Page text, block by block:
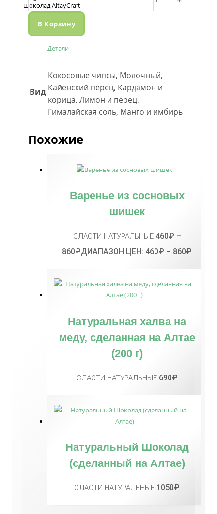
шоколад AltayCraft
В Корзину
Детали
Вид
Кокосовые чипсы, Молочный,
Кайенский перец, Кардамон и
корица, Лимон и перец,
Гималайская соль, Манго и имбирь
Похожие
Варенье из сосновых
шишек
СЛАСТИ НАТУРАЛЬНЫЕ 460₽ –
860₽ДИАПАЗОН ЦЕН: 460₽ – 860₽
Натуральная халва на
меду, сделанная на Алтае
(200 г)
СЛАСТИ НАТУРАЛЬНЫЕ 690₽
Натуральный Шоколад
(сделанный на Алтае)
СЛАСТИ НАТУРАЛЬНЫЕ 1050₽